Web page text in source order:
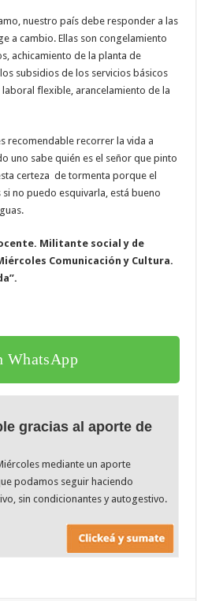
nuestro país debe responder a las
a cambio. Ellas son congelamiento
achicamiento de la planta de
subsidios de los servicios básicos
flexible, arancelamiento de la
recomendable recorrer la vida a
uno sabe quién es el señor que pinto
certeza de tormenta porque el
no puedo esquivarla, está bueno
Militante social y de
Comunicación y Cultura.
WhatsApp
gracias al aporte de
mediante un aporte
podamos seguir haciendo
sin condicionantes y autogestivo.